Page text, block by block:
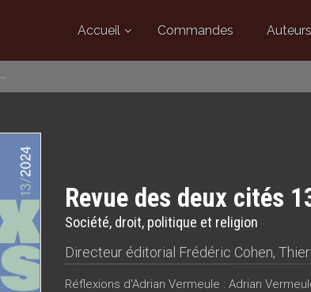
Accueil Commandes Auteurs
Revue des deux cités
Société, droit, politique et religion
Directeur éditorial Frédéric Cohen,
Réflexions d'Adrian Vermeule : Adrian